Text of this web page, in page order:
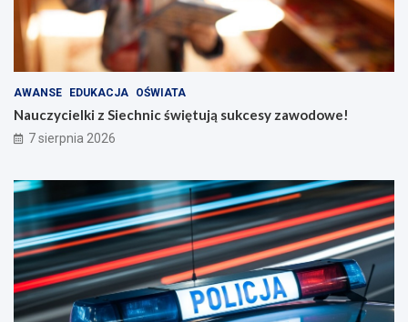
AWANSE EDUKACJA OŚWIATA
Nauczycielki z Siechnic świętują sukcesy zawodowe!
7 sierpnia 2026